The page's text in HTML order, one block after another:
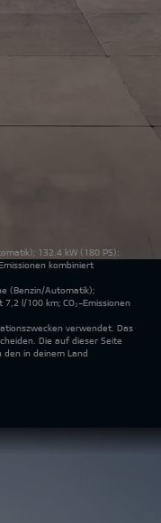
132.4 kW (180 PS):
kombiniert
(Benzin/Automatik);
l/100 km; CO₂-Emissionen
verwendet. Das
Die auf dieser Seite
in deinem Land